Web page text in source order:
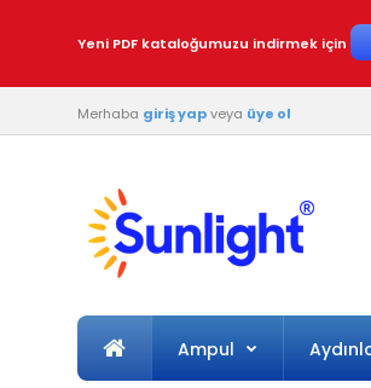
Yeni PDF kataloğumuzu indirmek için
Merhaba giriş yapveya üye ol
Ampul